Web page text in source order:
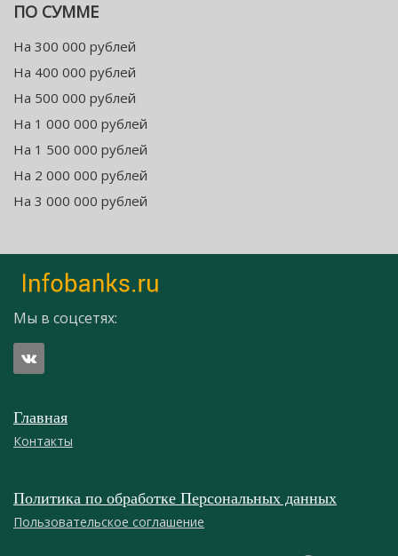
ПО СУММЕ
На 300 000 рублей
На 400 000 рублей
На 500 000 рублей
На 1 000 000 рублей
На 1 500 000 рублей
На 2 000 000 рублей
На 3 000 000 рублей
Мы в соцсетях:
Главная
Контакты
Политика по обработке Персональных данных
Пользовательское соглашение